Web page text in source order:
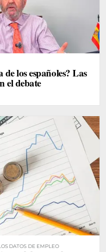
los españoles? Las
el debate
DATOS DE EMPLEO